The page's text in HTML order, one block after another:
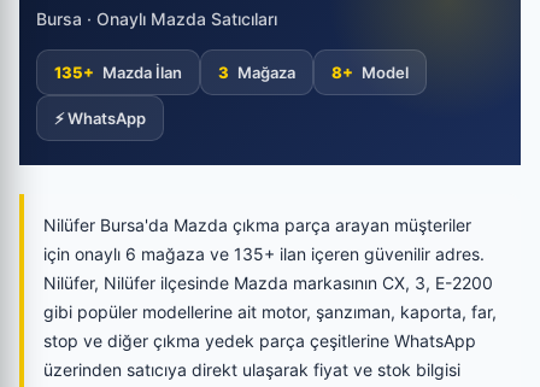
Bursa · Onaylı Mazda Satıcıları
135+ Mazda İlan 3 Mağaza 8+ Model
⚡ WhatsApp
Nilüfer Bursa'da Mazda çıkma parça arayan müşteriler
için onaylı 6 mağaza ve 135+ ilan içeren güvenilir adres.
Nilüfer, Nilüfer ilçesinde Mazda markasının CX, 3, E-2200
gibi popüler modellerine ait motor, şanzıman, kaporta, far,
stop ve diğer çıkma yedek parça çeşitlerine WhatsApp
üzerinden satıcıya direkt ulaşarak fiyat ve stok bilgisi